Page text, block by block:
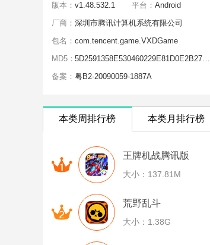
版本： v1.48.532.1 平台： Android
厂商： 深圳市腾讯计算机系统有限公司
包名： com.tencent.game.VXDGame
MD5：
5D2591358E530460229E81D0E2B2706B
备案： 粤B2-20090059-1887A
本类周排行榜 本类月排行榜
王牌机战腾讯版
大小：137.81M
荒野乱斗
大小：1.38G